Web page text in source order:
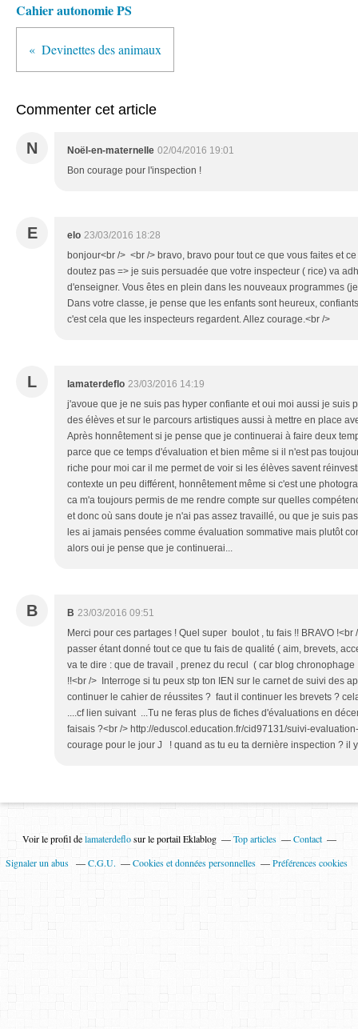
Cahier autonomie PS
Devinettes des animaux
Commenter cet article
N Noël-en-maternelle 02/04/2016 19:01
Bon courage pour l'inspection !
E elo 23/03/2016 18:28
bonjour<br /> <br /> bravo, bravo pour tout ce que vous faites et
doutez pas => je suis persuadée que votre inspecteur ( rice) va
d'enseigner. Vous êtes en plein dans les nouveaux programmes
Dans votre classe, je pense que les enfants sont heureux,
c'est cela que les inspecteurs regardent. Allez courage.<br />
L lamaterdeflo 23/03/2016 14:19
j'avoue que je ne suis pas hyper confiante et oui moi aussi je suis
des élèves et sur le parcours artistiques aussi à mettre en place
Après honnêtement si je pense que je continuerai à faire deux
parce que ce temps d'évaluation et bien même si il n'est pas
riche pour moi car il me permet de voir si les élèves savent
contexte un peu différent, honnêtement même si c'est une
ca m'a toujours permis de me rendre compte sur quelles
et donc où sans doute je n'ai pas assez travaillé, ou que je suis
les ai jamais pensées comme évaluation sommative mais plutôt
alors oui je pense que je continuerai...
B B 23/03/2016 09:51
Merci pour ces partages ! Quel super boulot , tu fais !! BRAVO !<br
passer étant donné tout ce que tu fais de qualité ( aim, brevets,
va te dire : que de travail , prenez du recul ( car blog
!!<br /> Interroge si tu peux stp ton IEN sur le carnet de suivi des
continuer le cahier de réussites ? faut il continuer les brevets ?
....cf lien suivant ...Tu ne feras plus de fiches d'évaluations en
faisais ?<br /> http://eduscol.education.fr/cid97131/suivi-
courage pour le jour J ! quand as tu eu ta dernière inspection ? il
Voir le profil delamaterdeflosur le portail Eklablog Top articles
Contact
Signaler un abus
C.G.U. Cookies et données personnelles Préférences cookies